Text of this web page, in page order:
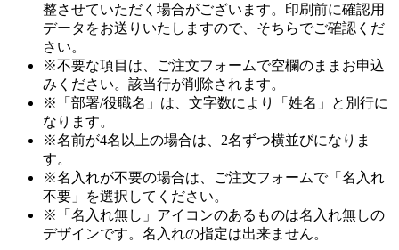
整させていただく場合がございます。印刷前に確認用
データをお送りいたしますので、そちらでご確認くだ
さい。
※不要な項目は、ご注文フォームで空欄のままお申込
みください。該当行が削除されます。
※「部署/役職名」は、文字数により「姓名」と別行に
なります。
※名前が4名以上の場合は、2名ずつ横並びになりま
す。
※名入れが不要の場合は、ご注文フォームで「名入れ
不要」を選択してください。
※「名入れ無し」アイコンのあるものは名入れ無しの
デザインです。名入れの指定は出来ません。